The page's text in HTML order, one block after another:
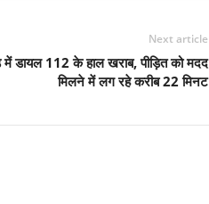
Next article
में डायल 112 के हाल खराब, पीड़ित को मदद
मिलने में लग रहे करीब 22 मिनट